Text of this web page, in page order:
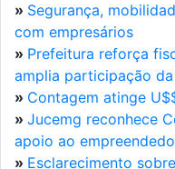
» Segurança,
com empresários
» Prefeitura reforça
amplia participação
» Contagem atinge
» Jucemg reconhece
apoio ao
» Esclarecimento